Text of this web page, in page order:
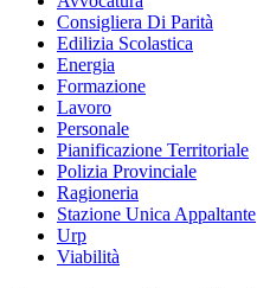
Consigliera Di Parità
Edilizia Scolastica
Energia
Formazione
Lavoro
Personale
Pianificazione Territoriale
Polizia Provinciale
Ragioneria
Stazione Unica Appaltante
Urp
Viabilità